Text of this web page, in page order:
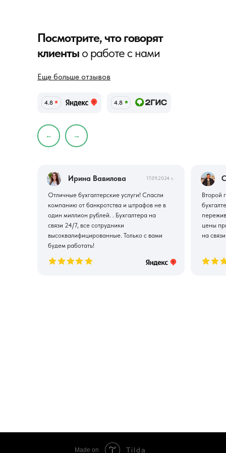
Еще больше отзывов
4.8 4.8
Посмотрите, что говорят
клиенты о работе с нами
← →
Отличные бухгалтерские услуги! Спасли
компанию от банкротства и штрафов не в
один миллион рублей. . Бухгалтера на
связи 24/7, все сотрудники
высоквалифицированные. Только с вами
будем работать!
Ирина Вавилова 17.09.2024 г.
Второй
цены
на
Made on Tilda